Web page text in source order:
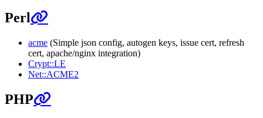
Perl
acme (Simple json config, autogen keys, issue cert, refresh
cert, apache/nginx integration)
Crypt::LE
Net::ACME2
PHP